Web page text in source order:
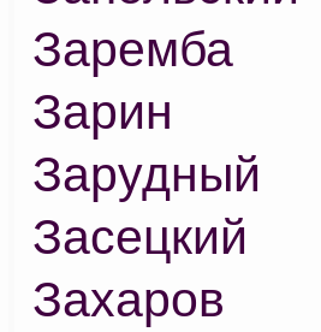
Заремба
Зарин
Зарудный
Засецкий
Захаров